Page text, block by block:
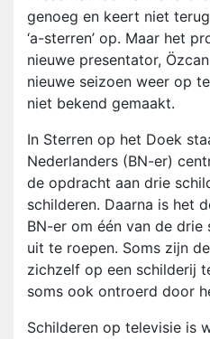
genoeg en keert niet
‘a-sterren’ op. Maar het
nieuwe presentator,
nieuwe seizoen weer op
niet bekend gemaakt.
In Sterren op het Doek
Nederlanders (BN-er)
de opdracht aan drie
schilderen. Daarna is het
BN-er om één van de drie
uit te roepen. Soms zijn
zichzelf op een schilderij
soms ook ontroerd door
Schilderen op televisie is